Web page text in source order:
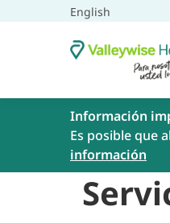
English
Información
Es posible que
información